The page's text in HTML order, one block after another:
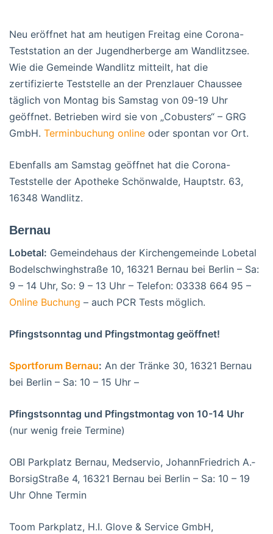
Neu eröffnet hat am heutigen Freitag eine Corona-
Teststation an der Jugendherberge am Wandlitzsee.
Wie die Gemeinde Wandlitz mitteilt, hat die
zertifizierte Teststelle an der Prenzlauer Chaussee
täglich von Montag bis Samstag von 09-19 Uhr
geöffnet. Betrieben wird sie von „Cobusters“ – GRG
GmbH. Terminbuchung online oder spontan vor Ort.
Ebenfalls am Samstag geöffnet hat die Corona-
Teststelle der Apotheke Schönwalde, Hauptstr. 63,
16348 Wandlitz.
Bernau
Lobetal: Gemeindehaus der Kirchengemeinde Lobetal
Bodelschwinghstraße 10, 16321 Bernau bei Berlin – Sa:
9 – 14 Uhr, So: 9 – 13 Uhr – Telefon: 03338 664 95 –
Online Buchung – auch PCR Tests möglich.
Pfingstsonntag und Pfingstmontag geöffnet!
Sportforum Bernau: An der Tränke 30, 16321 Bernau
bei Berlin – Sa: 10 – 15 Uhr –
Pfingstsonntag und Pfingstmontag von 10-14 Uhr
(nur wenig freie Termine)
OBI Parkplatz Bernau, Medservio, Johann­Friedrich­ A.­
Borsig­Straße 4, 16321 Bernau bei Berlin – Sa: 10 – 19
Uhr Ohne Termin
Toom Parkplatz, H.I. Glove & Service GmbH,